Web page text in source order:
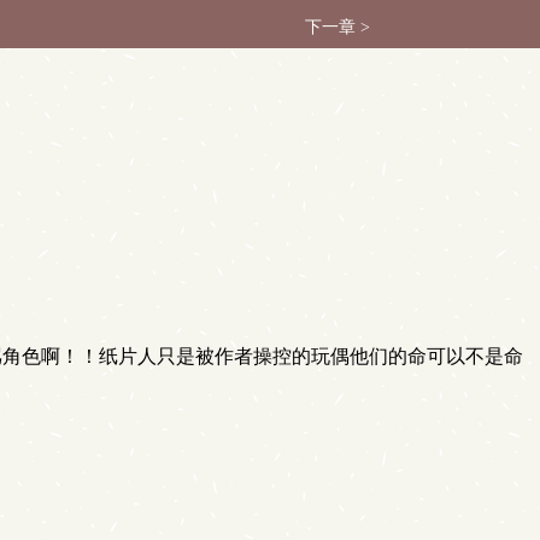
下一章 >
啊！！纸片人只是被作者操控的玩偶他们的命可以不是命